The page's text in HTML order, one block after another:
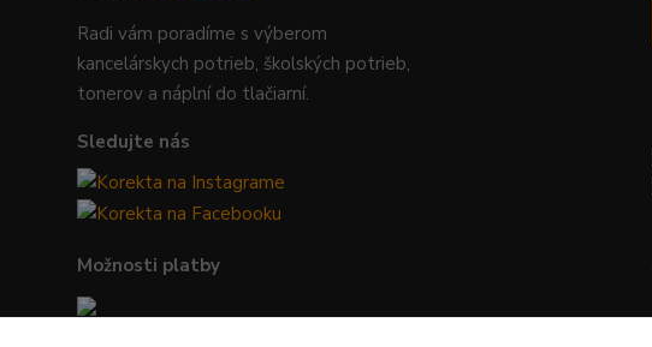
Radi vám poradíme s výberom
kancelárskych potrieb, školských potrieb,
tonerov a náplní do tlačiarní.
Sledujte nás
Možnosti platby